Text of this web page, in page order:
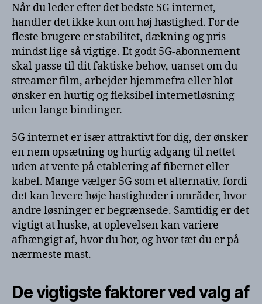
Når du leder efter det bedste 5G internet,
handler det ikke kun om høj hastighed. For de
fleste brugere er stabilitet, dækning og pris
mindst lige så vigtige. Et godt 5G-abonnement
skal passe til dit faktiske behov, uanset om du
streamer film, arbejder hjemmefra eller blot
ønsker en hurtig og fleksibel internetløsning
uden lange bindinger.
5G internet er især attraktivt for dig, der ønsker
en nem opsætning og hurtig adgang til nettet
uden at vente på etablering af fibernet eller
kabel. Mange vælger 5G som et alternativ, fordi
det kan levere høje hastigheder i områder, hvor
andre løsninger er begrænsede. Samtidig er det
vigtigt at huske, at oplevelsen kan variere
afhængigt af, hvor du bor, og hvor tæt du er på
nærmeste mast.
De vigtigste faktorer ved valg af